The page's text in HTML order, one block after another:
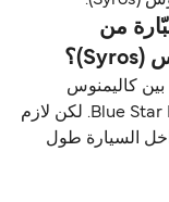
من
بين كاليمنوس
(Kalymnos) و سيروس (Syros) مع Blue Star Ferries. لكن لازم
السيارة طول